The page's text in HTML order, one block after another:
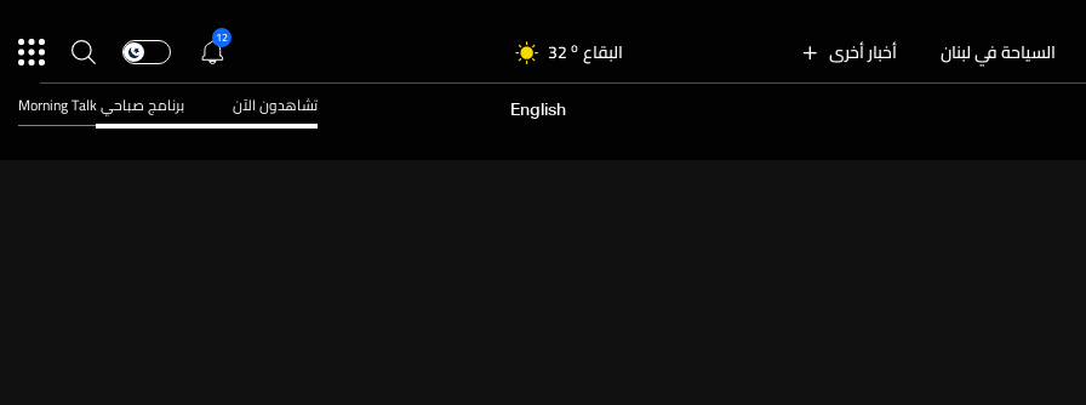
السياحة في لبنان أخبار أخرى البقاع 32 o
الجنوب 30o
31
12
English تشاهدون الآن برنامج صباحي Morning Talk